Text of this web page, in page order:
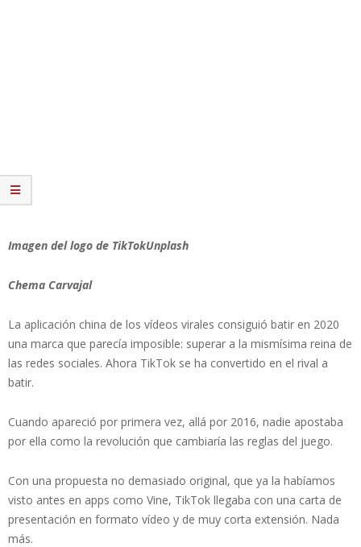
Imagen del logo de TikTokUnplash
Chema Carvajal
La aplicación china de los vídeos virales consiguió batir en 2020
una marca que parecía imposible: superar a la mismísima reina de
las redes sociales. Ahora TikTok se ha convertido en el rival a
batir.
Cuando apareció por primera vez, allá por 2016, nadie apostaba
por ella como la revolución que cambiaría las reglas del juego.
Con una propuesta no demasiado original, que ya la habíamos
visto antes en apps como Vine, TikTok llegaba con una carta de
presentación en formato vídeo y de muy corta extensión. Nada
más.